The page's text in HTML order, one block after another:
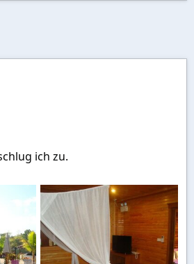
ich zu.